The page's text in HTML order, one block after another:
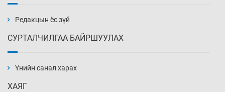
Уржигдар 14 цаг 00 мин
нэмэгджээ
Редакцын ёс зүй
СУРТАЛЧИЛГАА БАЙРШУУЛАХ
Үнийн санал харах
ХАЯГ